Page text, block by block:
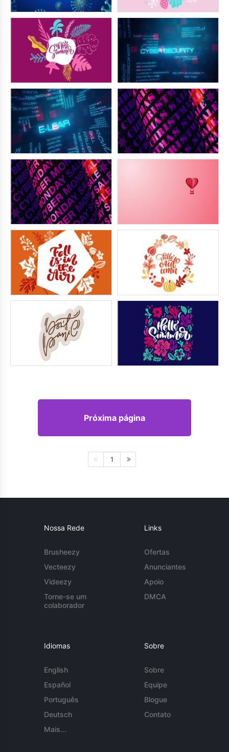
Próxima página
1
Nossa Rede
Brusheezy
Vecteezy
Videezy
Torne-se um
colaborador
Links
Ofertas
Anunciantes
Apoio
DMCA
Idiomas
English
Español
Português
Deutsch
Mais...
Sobre
Sobre
Equipe
Blogue
Contato